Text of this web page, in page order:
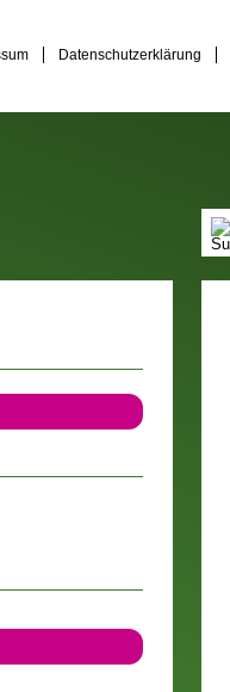
Datenschutzerklärung